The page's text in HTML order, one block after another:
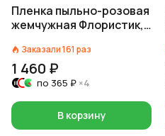
Пленка пыльно-розовая
жемчужная Флористик,
Заказали161 раз
1 460 ₽
по 365 ₽ ×4
В корзину